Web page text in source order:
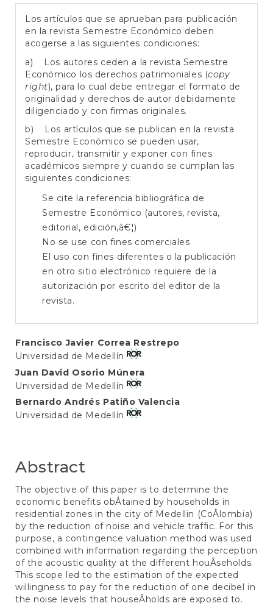
Los artículos que se aprueban para publicación
en la revista Semestre Económico deben
acogerse a las siguientes condiciones:
a) Los autores ceden a la revista Semestre
Económico los derechos patrimoniales (copy
right), para lo cual debe entregar el formato de
originalidad y derechos de autor debidamente
diligenciado y con firmas originales.
b) Los artículos que se publican en la revista
Semestre Económico se pueden usar,
reproducir, transmitir y exponer con fines
académicos siempre y cuando se cumplan las
siguientes condiciones:
Se cite la referencia bibliográfica de
Semestre Económico (autores, revista,
editorial, edición,â€¦)
No se use con fines comerciales
El uso con fines diferentes o la publicación
en otro sitio electrónico requiere de la
autorización por escrito del editor de la
revista.
Main
Article
Content
Francisco Javier Correa Restrepo
Universidad de Medellín
Juan David Osorio Múnera
Universidad de Medellín
Bernardo Andrés Patiño Valencia
Universidad de Medellín
Abstract
The objective of this paper is to determine the
economic benefits obÂ­tained by households in
residential zones in the city of Medellin (CoÂ­lombia)
by the reduction of noise and vehicle traffic. For this
purpose, a contingence valuation method was used
combined with information regarding the perception
of the acoustic quality at the different houÂ­seholds.
This scope led to the estimation of the expected
willingness to pay for the reduction of one decibel in
the noise levels that houseÂ­holds are exposed to.